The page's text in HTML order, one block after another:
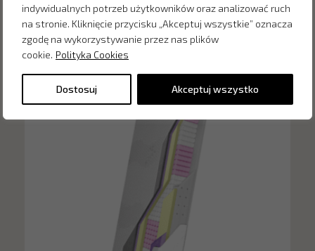
indywidualnych potrzeb użytkowników oraz analizować ruch
na stronie. Kliknięcie przycisku „Akceptuj wszystkie” oznacza
zgodę na wykorzystywanie przez nas plików
cookie. Polityka Cookies
Dostosuj Akceptuj wszystko
Inne produkty z kategorii